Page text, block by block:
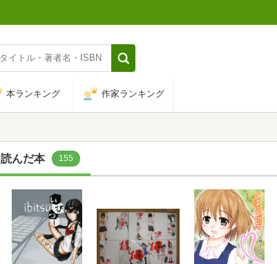
本ランキング 作家ランキング
読んだ本 155